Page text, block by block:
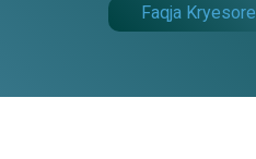
Faqja Kryesore